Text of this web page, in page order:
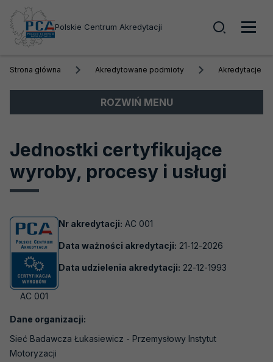
Polskie Centrum Akredytacji
Strona główna Akredytowane podmioty Akredytacje
ROZWIŃ MENU
Obszary akredytacji
Akredytowane podmioty
Biobanki
Laboratoria badawcze
Laboratoria medyczne
Laboratoria wzorcujące
Jednostki certyfikujące osoby
Jednostki certyfikujące systemy
zarządzania
Jednostki certyfikujące
wyroby, procesy i usługi
AC 001
Nr akredytacji: AC 001
Data ważności akredytacji: 21-12-2026
Data udzielenia akredytacji: 22-12-1993
Dane organizacji:
Sieć Badawcza Łukasiewicz - Przemysłowy Instytut
Motoryzacji